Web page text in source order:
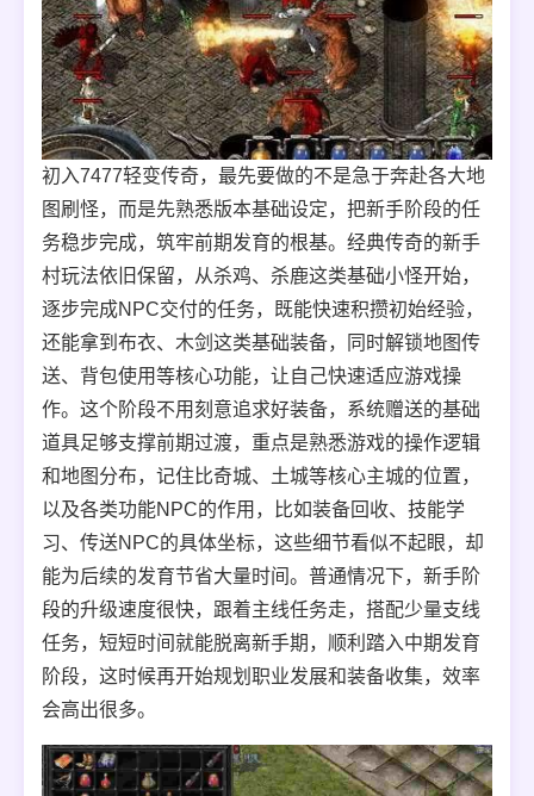
初入7477轻变传奇，最先要做的不是急于奔赴各大地
图刷怪，而是先熟悉版本基础设定，把新手阶段的任
务稳步完成，筑牢前期发育的根基。经典传奇的新手
村玩法依旧保留，从杀鸡、杀鹿这类基础小怪开始，
逐步完成NPC交付的任务，既能快速积攒初始经验，
还能拿到布衣、木剑这类基础装备，同时解锁地图传
送、背包使用等核心功能，让自己快速适应游戏操
作。这个阶段不用刻意追求好装备，系统赠送的基础
道具足够支撑前期过渡，重点是熟悉游戏的操作逻辑
和地图分布，记住比奇城、土城等核心主城的位置，
以及各类功能NPC的作用，比如装备回收、技能学
习、传送NPC的具体坐标，这些细节看似不起眼，却
能为后续的发育节省大量时间。普通情况下，新手阶
段的升级速度很快，跟着主线任务走，搭配少量支线
任务，短短时间就能脱离新手期，顺利踏入中期发育
阶段，这时候再开始规划职业发展和装备收集，效率
会高出很多。